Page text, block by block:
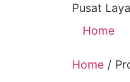
Pusat
Home
Home /